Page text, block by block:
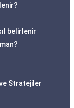
belirlenir
Stratejiler